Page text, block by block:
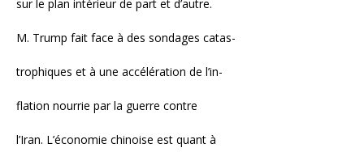
sur le plan intérieur de part et d’autre.
M. Trump fait face à des sondages catas-
trophiques et à une accélération de l’in-
flation nourrie par la guerre contre
l’Iran. L’économie chinoise est quant à